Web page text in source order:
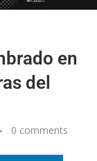
en
del
0 comments